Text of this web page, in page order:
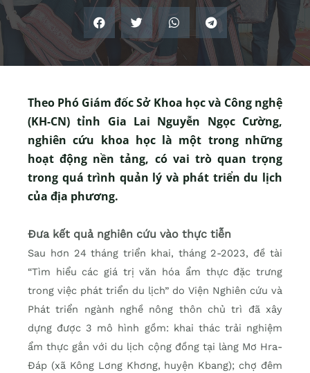
Theo Phó Giám đốc Sở Khoa học và Công nghệ
(KH-CN) tỉnh Gia Lai Nguyễn Ngọc Cường,
nghiên cứu khoa học là một trong những
hoạt động nền tảng, có vai trò quan trọng
trong quá trình quản lý và phát triển du lịch
của địa phương.
Đưa kết quả nghiên cứu vào thực tiễn
Sau hơn 24 tháng triển khai, tháng 2-2023, đề tài
“Tìm hiểu các giá trị văn hóa ẩm thực đặc trưng
trong việc phát triển du lịch” do Viện Nghiên cứu và
Phát triển ngành nghề nông thôn chủ trì đã xây
dựng được 3 mô hình gồm: khai thác trải nghiệm
ẩm thực gắn với du lịch cộng đồng tại làng Mơ Hra-
Đáp (xã Kông Lơng Khơng, huyện Kbang); chợ đêm